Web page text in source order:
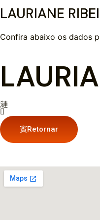
LAURIANE
Confira abaixo os dados
Retornar